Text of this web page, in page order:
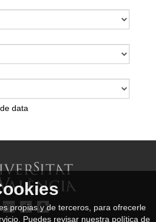
data
propias y de terceros, para ofrecerle
Puedes revisar nuestra política de